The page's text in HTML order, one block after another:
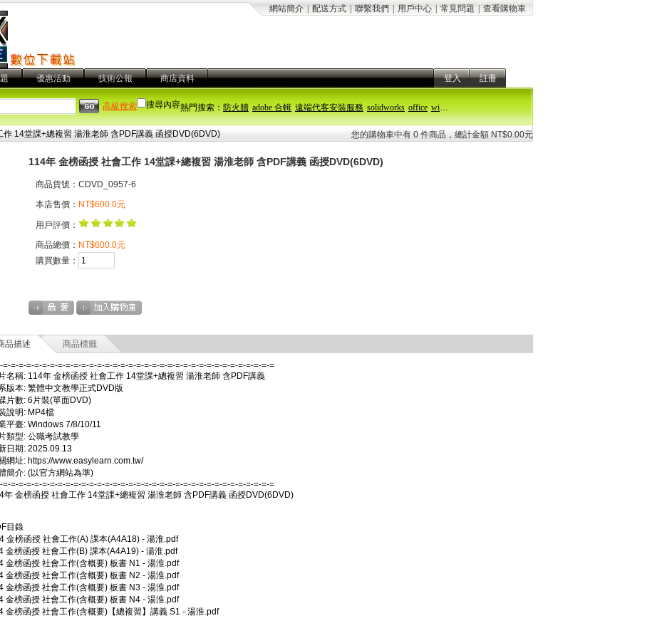
網站簡介 配送方式 聯繫我們 用戶中心 常見問題 查看購物車
優惠活動 技術公報 商店資料 登入 註冊
熱門搜索：防火牆 adobe 合輯 遠端代客安裝服務 solidworks office windows 11
搜尋內容
高級搜索
作 14堂課+總複習 湯淮老師 含PDF講義 函授DVD(6DVD) 您的購物車中有 0 件商品，總計金額 NT$0.00元
114年 金榜函授 社會工作 14堂課+總複習 湯淮老師 含PDF講義 函授DVD(6DVD)
商品貨號：CDVD_0957-6
本店售價： NT$600.0元
用戶評價：
商品總價： NT$600.0元
購買數量：
品描述 商品標籤
=-=-=-=-=-=-=-=-=-=-=-=-=-=-=-=-=-=-=-=-=-=-=-=-=-=-=-=-=-=-=-=-=-=-=
名稱: 114年 金榜函授 社會工作 14堂課+總複習 湯淮老師 含PDF講義
版本: 繁體中文教學正式DVD版
片數: 6片裝(單面DVD)
說明: MP4檔
平臺: Windows 7/8/10/11
類型: 公職考試教學
日期: 2025.09.13
網址: https://www.easylearn.com.tw/
簡介: (以官方網站為準)
=-=-=-=-=-=-=-=-=-=-=-=-=-=-=-=-=-=-=-=-=-=-=-=-=-=-=-=-=-=-=-=-=-=-=
年 金榜函授 社會工作 14堂課+總複習 湯淮老師 含PDF講義 函授DVD(6DVD)
目錄
金榜函授 社會工作(A) 課本(A4A18) - 湯淮.pdf
金榜函授 社會工作(B) 課本(A4A19) - 湯淮.pdf
金榜函授 社會工作(含概要) 板書 N1 - 湯淮.pdf
金榜函授 社會工作(含概要) 板書 N2 - 湯淮.pdf
金榜函授 社會工作(含概要) 板書 N3 - 湯淮.pdf
金榜函授 社會工作(含概要) 板書 N4 - 湯淮.pdf
金榜函授 社會工作(含概要)【總複習】講義 S1 - 湯淮.pdf